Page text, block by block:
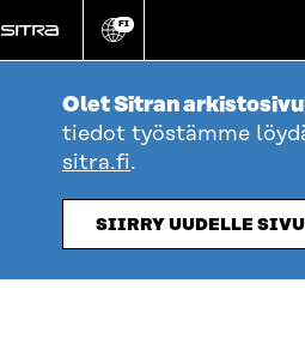
suoraan
sisältöön
Vaihda
kieli
FI
Olet Sitran
tiedot työstämme
sitra.fi.
SIIRRY UUDELLE